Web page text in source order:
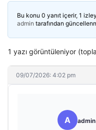
Bu konu 0 yanıt içerir, 1
admin tarafından
1 yazı görüntüleniyor
09/07/2026: 4:02 pm
A admin